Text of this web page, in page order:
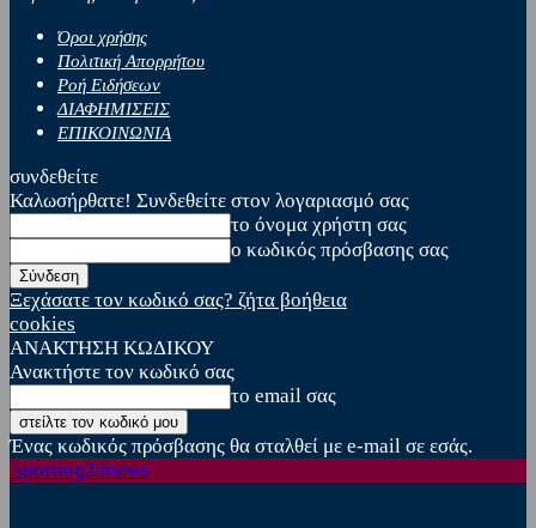
Όροι χρήσης
Πολιτική Απορρήτου
Ροή Ειδήσεων
ΔΙΑΦΗΜΙΣΕΙΣ
ΕΠΙΚΟΙΝΩΝΙΑ
συνδεθείτε
Καλωσήρθατε! Συνδεθείτε στον λογαριασμό σας
το όνομα χρήστη σας
ο κωδικός πρόσβασης σας
Ξεχάσατε τον κωδικό σας? ζήτα βοήθεια
cookies
ΑΝΑΚΤΗΣΗ ΚΩΔΙΚΟΥ
Ανακτήστε τον κωδικό σας
το email σας
Ένας κωδικός πρόσβασης θα σταλθεί με e-mail σε εσάς.
sporting24news